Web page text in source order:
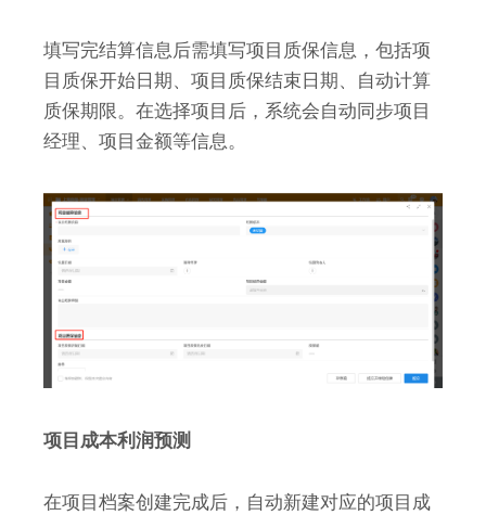
填写完结算信息后需填写项目质保信息，包括项
目质保开始日期、项目质保结束日期、自动计算
质保期限。在选择项目后，系统会自动同步项目
经理、项目金额等信息。
项目成本利润预测
在项目档案创建完成后，自动新建对应的项目成